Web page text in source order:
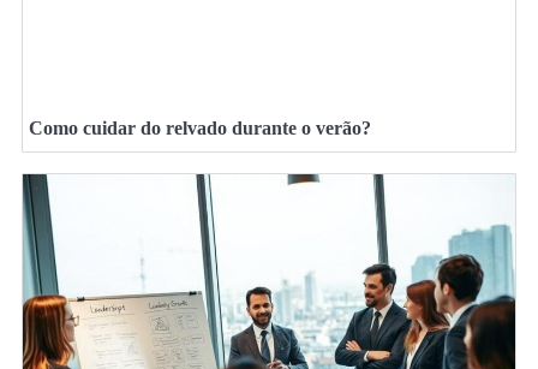
Como cuidar do relvado durante o verão?